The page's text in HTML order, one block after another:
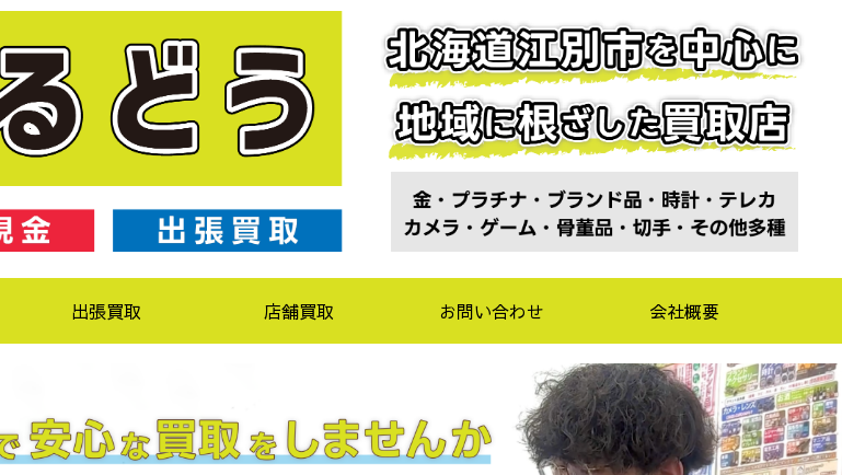
出張買取 店舗買取 お問い合わせ 会社概要